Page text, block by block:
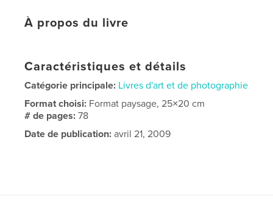
À propos du livre
Caractéristiques et détails
Catégorie principale: Livres d'art et de photographie
Format choisi: Format paysage, 25×20 cm
# de pages:78
Date de publication: avril 21, 2009